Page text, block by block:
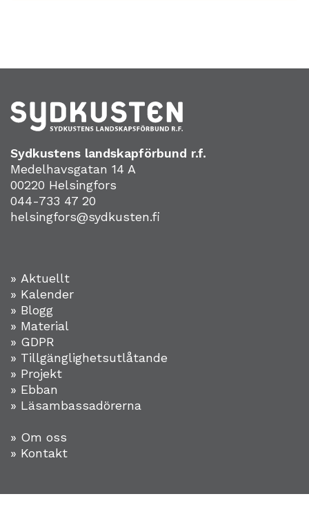
Sydkustens landskapförbund r.f.
Medelhavsgatan 14 A
00220 Helsingfors
044-733 47 20
helsingfors@sydkusten.fi
» Aktuellt
» Kalender
» Blogg
» Material
» GDPR
» Tillgänglighetsutlåtande
» Projekt
» Ebban
» Läsambassadörerna
» Om oss
» Kontakt